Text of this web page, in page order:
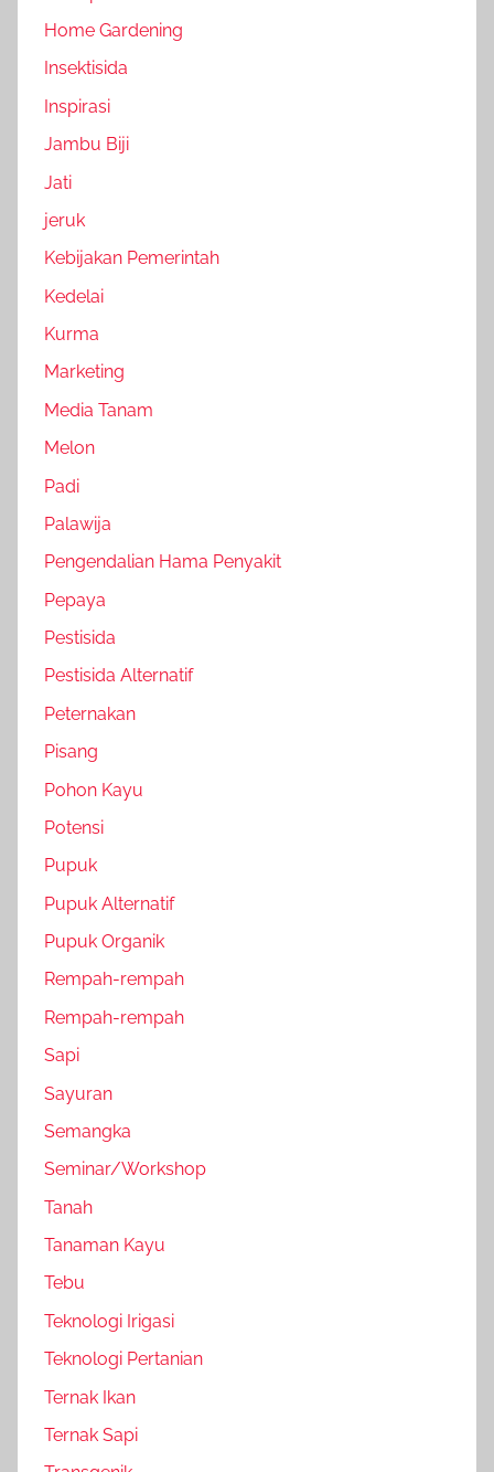
Home Gardening
Insektisida
Inspirasi
Jambu Biji
Jati
jeruk
Kebijakan Pemerintah
Kedelai
Kurma
Marketing
Media Tanam
Melon
Padi
Palawija
Pengendalian Hama Penyakit
Pepaya
Pestisida
Pestisida Alternatif
Peternakan
Pisang
Pohon Kayu
Potensi
Pupuk
Pupuk Alternatif
Pupuk Organik
Rempah-rempah
Rempah-rempah
Sapi
Sayuran
Semangka
Seminar/Workshop
Tanah
Tanaman Kayu
Tebu
Teknologi Irigasi
Teknologi Pertanian
Ternak Ikan
Ternak Sapi